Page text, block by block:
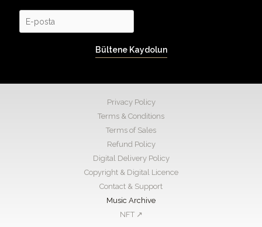
Bültene Kaydolun
Privacy Policy
Terms & Conditions
Terms of Sales
Refund Policy
Digital Delivery Policy
Copyright & Digital Licence
Contact & Support
Music Archive
NFT ↗